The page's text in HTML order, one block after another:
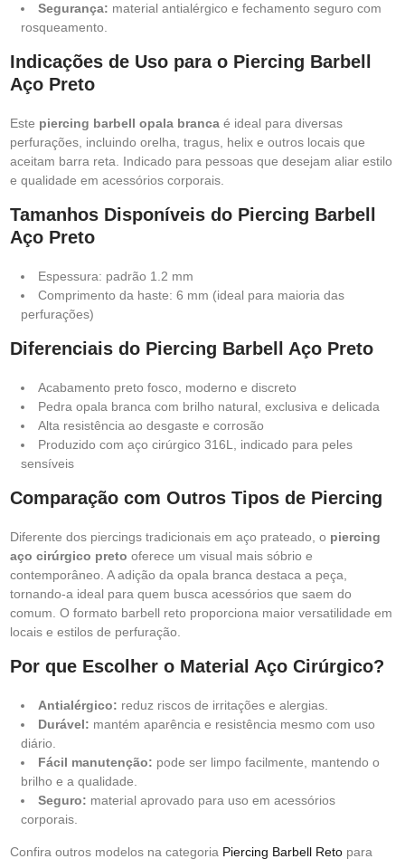
Segurança: material antialérgico e fechamento seguro com
rosqueamento.
Indicações de Uso para o Piercing Barbell
Aço Preto
Este piercing barbell opala branca é ideal para diversas
perfurações, incluindo orelha, tragus, helix e outros locais que
aceitam barra reta. Indicado para pessoas que desejam aliar estilo
e qualidade em acessórios corporais.
Tamanhos Disponíveis do Piercing Barbell
Aço Preto
Espessura: padrão 1.2 mm
Comprimento da haste: 6 mm (ideal para maioria das
perfurações)
Diferenciais do Piercing Barbell Aço Preto
Acabamento preto fosco, moderno e discreto
Pedra opala branca com brilho natural, exclusiva e delicada
Alta resistência ao desgaste e corrosão
Produzido com aço cirúrgico 316L, indicado para peles
sensíveis
Comparação com Outros Tipos de Piercing
Diferente dos piercings tradicionais em aço prateado, o piercing
aço cirúrgico preto oferece um visual mais sóbrio e
contemporâneo. A adição da opala branca destaca a peça,
tornando-a ideal para quem busca acessórios que saem do
comum. O formato barbell reto proporciona maior versatilidade em
locais e estilos de perfuração.
Por que Escolher o Material Aço Cirúrgico?
Antialérgico: reduz riscos de irritações e alergias.
Durável: mantém aparência e resistência mesmo com uso
diário.
Fácil manutenção: pode ser limpo facilmente, mantendo o
brilho e a qualidade.
Seguro: material aprovado para uso em acessórios
corporais.
Confira outros modelos na categoria Piercing Barbell Reto para